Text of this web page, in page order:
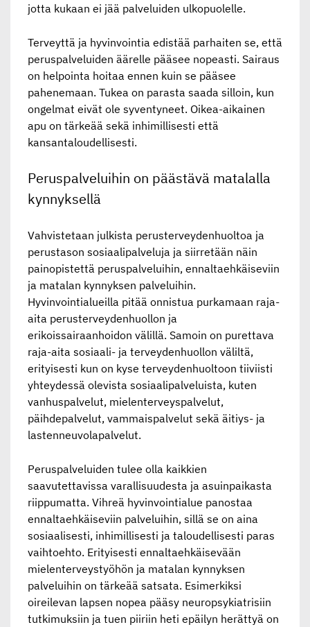
jotta kukaan ei jää palveluiden ulkopuolelle.
Terveyttä ja hyvinvointia edistää parhaiten se, että
peruspalveluiden äärelle pääsee nopeasti. Sairaus
on helpointa hoitaa ennen kuin se pääsee
pahenemaan. Tukea on parasta saada silloin, kun
ongelmat eivät ole syventyneet. Oikea-aikainen
apu on tärkeää sekä inhimillisesti että
kansantaloudellisesti.
Peruspalveluihin on päästävä matalalla
kynnyksellä
Vahvistetaan julkista perusterveydenhuoltoa ja
perustason sosiaalipalveluja ja siirretään näin
painopistettä peruspalveluihin, ennaltaehkäiseviin
ja matalan kynnyksen palveluihin.
Hyvinvointialueilla pitää onnistua purkamaan raja-
aita perusterveydenhuollon ja
erikoissairaanhoidon välillä. Samoin on purettava
raja-aita sosiaali- ja terveydenhuollon väliltä,
erityisesti kun on kyse terveydenhuoltoon tiiviisti
yhteydessä olevista sosiaalipalveluista, kuten
vanhuspalvelut, mielenterveyspalvelut,
päihdepalvelut, vammaispalvelut sekä äitiys- ja
lastenneuvolapalvelut.
Peruspalveluiden tulee olla kaikkien
saavutettavissa varallisuudesta ja asuinpaikasta
riippumatta. Vihreä hyvinvointialue panostaa
ennaltaehkäiseviin palveluihin, sillä se on aina
sosiaalisesti, inhimillisesti ja taloudellisesti paras
vaihtoehto. Erityisesti ennaltaehkäisevään
mielenterveystyöhön ja matalan kynnyksen
palveluihin on tärkeää satsata. Esimerkiksi
oireilevan lapsen nopea pääsy neuropsykiatrisiin
tutkimuksiin ja tuen piiriin heti epäilyn herättyä on